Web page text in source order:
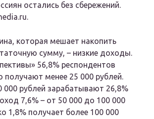
остались без сбережений.
которая мешает накопить
сумму, – низкие доходы.
56,8% респондентов
получают менее 25 000 рублей.
000 рублей зарабатывают 26,8%
7,6% – от 50 000 до 100 000
1,8% получает более 100 000